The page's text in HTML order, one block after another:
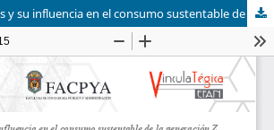
Entornos digitales y su influencia en el consumo sustentable de la generación Z